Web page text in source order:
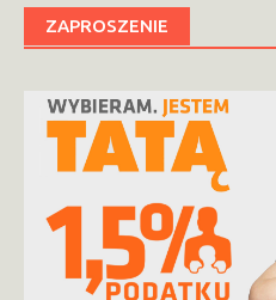
ZAPROSZENIE